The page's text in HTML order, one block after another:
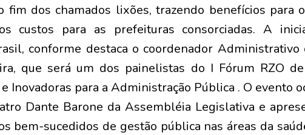
fim dos chamados lixões, trazendo benefícios para
custos para as prefeituras consorciadas. A
conforme destaca o coordenador
que será um dos painelistas do I Fórum RZO
e Inovadoras para a Administração Pública . O evento
Dante Barone da Assembléia Legislativa e
bem-sucedidos de gestão pública nas áreas da